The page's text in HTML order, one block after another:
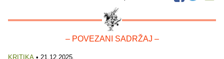
– POVEZANI SADRŽAJ –
KRITIKA • 21.12.2025.